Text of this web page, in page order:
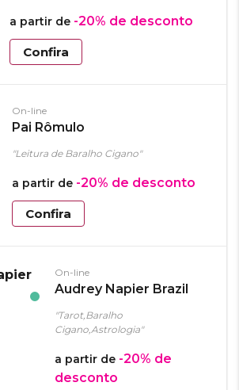
a partir de -20% de desconto
Confira
On-line
Pai Rômulo
"Leitura de Baralho Cigano"
a partir de -20% de desconto
Confira
On-line
Audrey Napier Brazil
"Tarot,Baralho
Cigano,Astrologia"
a partir de -20% de
desconto